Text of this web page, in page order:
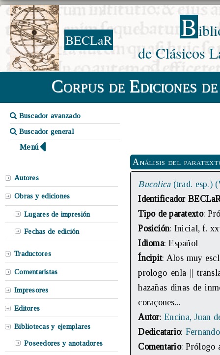
BECLaR B
de Clásicos
Corpus de Ediciones
Buscador avanzado
Buscador general
Menú
Autores
Obras y ediciones
Lugares de impresión
Fechas de edición
Traductores
Comentaristas
Impresores
Editores
Bibliotecas y ejemplares
Poseedores y anotadores
Análisis del
Bucolica (trad. esp.)
Identificador
Tipo de paratexto:
Posición: Inicial, f.
Idioma: Español
Íncipit: Alos muy
prologo enla ||
hazañas dinas de
coraçones...
Autor:Encina, Juan
Dedicatario:
Comentario: Prólogo